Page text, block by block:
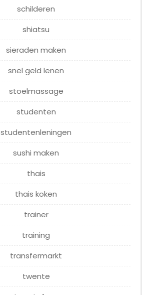
schilderen
shiatsu
sieraden maken
snel geld lenen
stoelmassage
studenten
studentenleningen
sushi maken
thais
thais koken
trainer
training
transfermarkt
twente